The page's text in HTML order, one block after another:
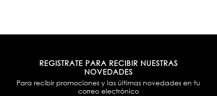
REGISTRATE PARA RECIBIR NUESTRAS
NOVEDADES
Para recibir promociones y las últimas novedades en tu
correo electrónico